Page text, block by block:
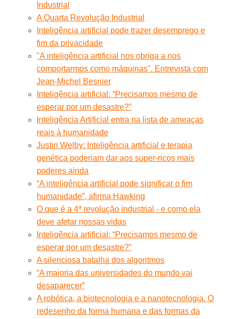
Industrial
A Quarta Revolução Industrial
Inteligência artificial pode trazer desemprego e
fim da privacidade
"A inteligência artificial nos obriga a nos
comportarmos como máquinas". Entrevista com
Jean-Michel Besnier
Inteligência artificial: “Precisamos mesmo de
esperar por um desastre?”
Inteligência Artificial entra na lista de ameaças
reais à humanidade
Justin Welby: Inteligência artificial e terapia
genética poderiam dar aos super-ricos mais
poderes ainda
“A inteligência artificial pode significar o fim
humanidade”, afirma Hawking
O que é a 4ª revolução industrial - e como ela
deve afetar nossas vidas
Inteligência artificial: “Precisamos mesmo de
esperar por um desastre?”
A silenciosa batalha dos algoritmos
“A maioria das universidades do mundo vai
desaparecer”
A robótica, a biotecnologia e a nanotecnologia. O
redesenho da forma humana e das formas da